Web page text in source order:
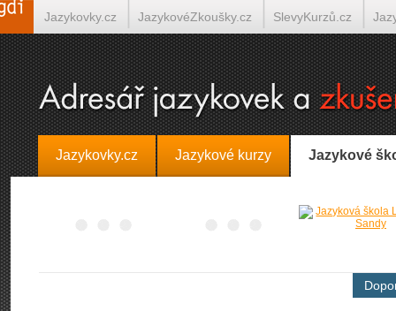
Jazykovky.cz Jazykové kurzy Jazykové
Jazykovky.cz JazykovéZkoušky.cz SlevyKurzů.cz
Španělština on-line Italština on-line Tlumočení-